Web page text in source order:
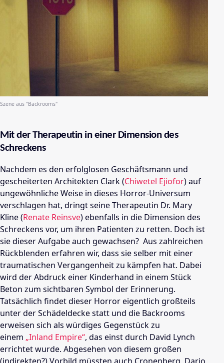
Szene aus "Backrooms"
Mit der Therapeutin in einer Dimension des
Schreckens
Nachdem es den erfolglosen Geschäftsmann und
gescheiterten Architekten Clark (Chiwetel Ejiofor) auf
ungewöhnliche Weise in dieses Horror-Universum
verschlagen hat, dringt seineTherapeutin Dr. Mary
Kline(Renate Reinsve)ebenfalls in die Dimension des
Schreckens vor, um ihren Patienten zu retten. Doch ist
sie dieser Aufgabe auch gewachsen? Aus zahlreichen
Rückblenden erfahren wir, dass sie selber mit einer
traumatischen Vergangenheit zu kämpfen hat. Dabei
wird der Abdruck einer Kinderhand in einem Stück
Beton zum sichtbaren Symbol der Erinnerung.
Tatsächlich findet dieser Horror eigentlich großteils
unter der Schädeldecke statt und die Backrooms
erweisen sich als würdiges Gegenstück zu
einem „Inland Empire“, das einst durch David Lynch
errichtet wurde. Abgesehen von diesem großen